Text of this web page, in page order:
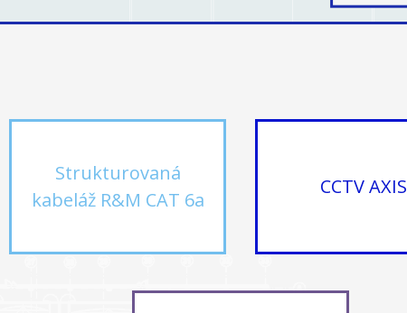
Strukturovaná
kabeláž R&M CAT 6a
CCTV AXIS